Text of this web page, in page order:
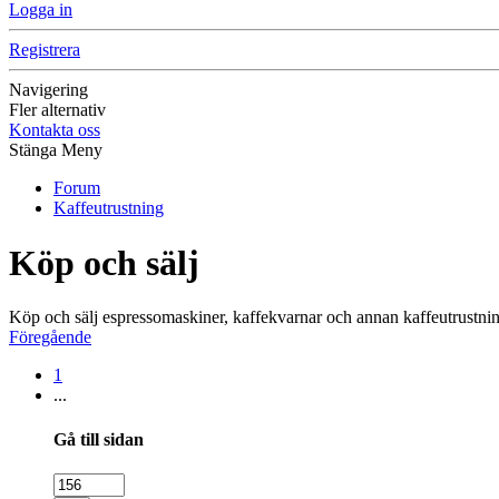
Logga in
Registrera
Navigering
Fler alternativ
Kontakta oss
Stänga Meny
Forum
Kaffeutrustning
Köp och sälj
Köp och sälj espressomaskiner, kaffekvarnar och annan
Föregående
1
...
Gå till sidan